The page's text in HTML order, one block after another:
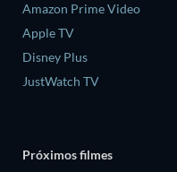
Amazon Prime Video
Apple TV
Disney Plus
JustWatch TV
Próximos filmes